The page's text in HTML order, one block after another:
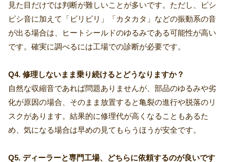
見た目だけでは判断が難しいことが多いです。ただし、ピシ
ピシ音に加えて「ビリビリ」「カタカタ」などの振動系の音
が出る場合は、ヒートシールドのゆるみである可能性が高い
です。確実に調べるには工場での診断が必要です。
Q4. 修理しないまま乗り続けるとどうなりますか？
自然な収縮音であれば問題ありませんが、部品のゆるみや劣
化が原因の場合、そのまま放置すると亀裂の進行や脱落のリ
スクがあります。結果的に修理代が高くなることもあるた
め、気になる場合は早めの見てもらうほうが安全です。
Q5. ディーラーと専門工場、どちらに依頼するのが良いです